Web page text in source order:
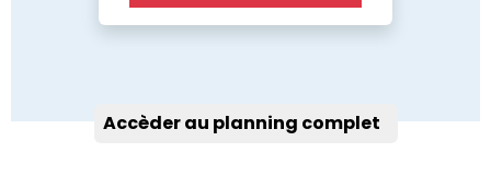
Accèder au planning complet